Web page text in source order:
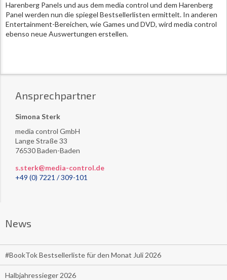
Harenberg Panels und aus dem media control und dem Harenberg
Panel werden nun die spiegel Bestsellerlisten ermittelt. In anderen
Entertainment-Bereichen, wie Games und DVD, wird media control
ebenso neue Auswertungen erstellen.
Ansprechpartner
Simona Sterk
media control GmbH
Lange Straße 33
76530 Baden-Baden
s.sterk@media-control.de
+49 (0) 7221 / 309-101
News
#BookTok Bestsellerliste für den Monat Juli 2026
Halbjahressieger 2026